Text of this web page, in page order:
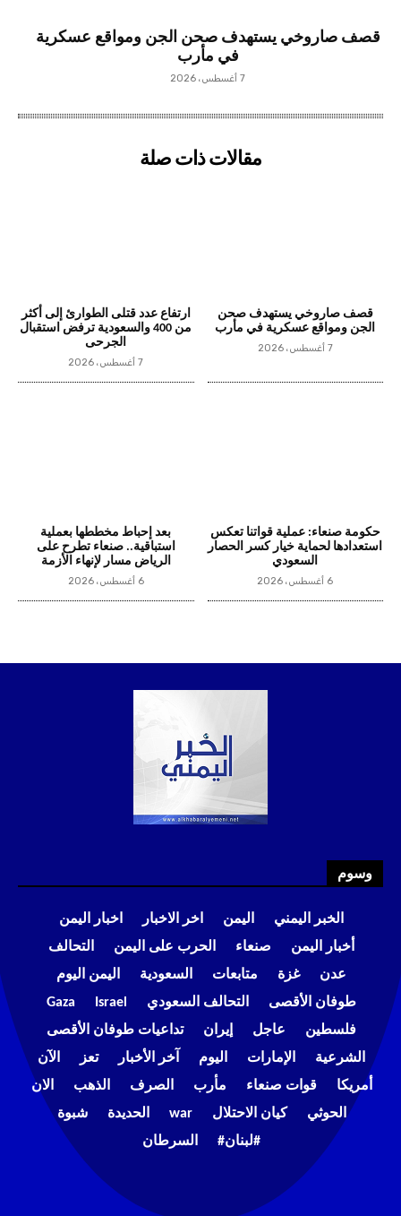
وسوم
الخبر اليمني اليمن اخر الاخبار
اخبار اليمن
أخبار اليمن
صنعاء الحرب على اليمن
التحالف
عدن
غزة متابعات السعودية
اليمن اليوم
طوفان الأقصى
التحالف السعودي Israel
Gaza
فلسطين
عاجل إيران
تداعيات طوفان الأقصى
الشرعية
الإمارات اليوم آخر الأخبار تعز
الآن
أمريكا
قوات صنعاء مأرب الصرف الذهب
الان
الحوثي
كيان الاحتلال war الحديدة
شبوة
#لبنان#
السرطان